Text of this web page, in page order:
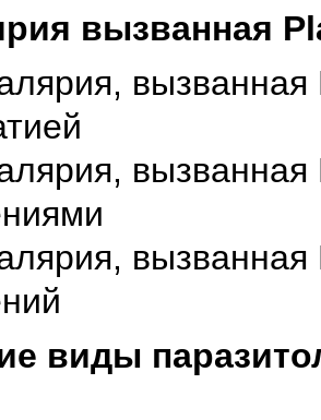
вызванная
вызванная
вызванная
вызванная
виды